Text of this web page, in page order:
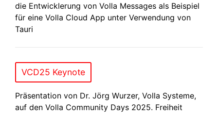
die Entwicklerung von Volla Messages als Beispiel
für eine Volla Cloud App unter Verwendung von
Tauri
VCD25 Keynote
Präsentation von Dr. Jörg Wurzer, Volla Systeme,
auf den Volla Community Days 2025. Freiheit